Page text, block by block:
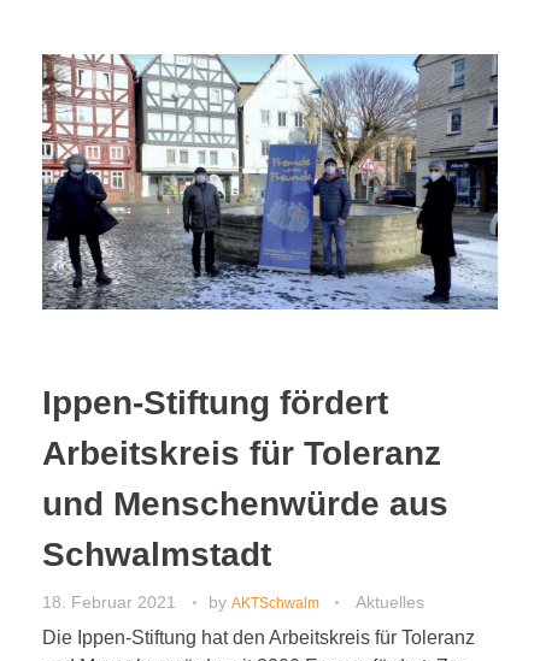
Ippen-Stiftung fördert
Arbeitskreis für Toleranz
und Menschenwürde aus
Schwalmstadt
18. Februar 2021 by AKTSchwalm Aktuelles
Die Ippen-Stiftung hat den Arbeitskreis für Toleranz